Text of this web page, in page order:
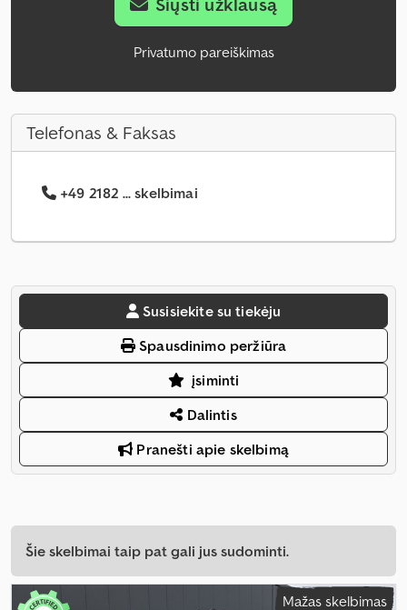
Privatumo pareiškimas
Telefonas & Faksas
+49 2182 ... skelbimai
Susisiekite su tiekėju
Spausdinimo peržiūra
įsiminti
Dalintis
Pranešti apie skelbimą
Šie skelbimai taip pat gali jus sudominti.
Mažas skelbimas